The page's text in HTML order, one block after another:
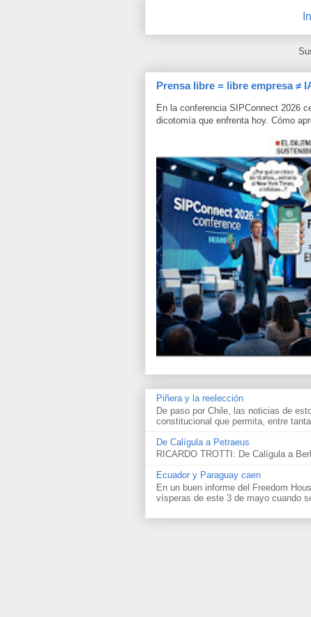
Prensa libre = libre empresa ≠
En la conferencia SIPConnect 2026
dicotomía que enfrenta hoy. Cómo
Piñera y la reelección
De paso por Chile, las noticias de
constitucional que permita, entre
De Calígula a Petraeus
RICARDO TROTTI: De Calígula a
Ecuador y Paraguay caen
En un buen informe del Freedom
vísperas de este 3 de mayo cuando